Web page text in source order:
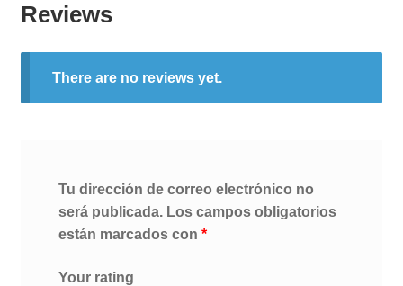
Reviews
There are no reviews yet.
Tu dirección de correo electrónico no
será publicada. Los campos obligatorios
están marcados con *
Your rating